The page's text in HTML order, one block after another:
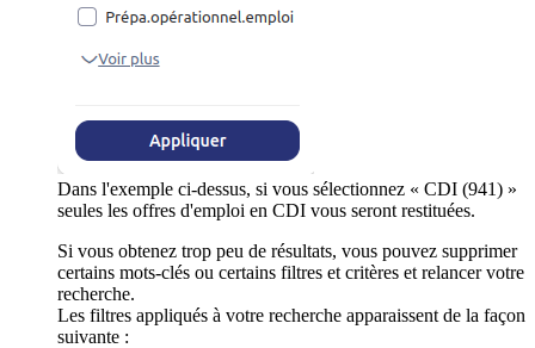
Dans l'exemple ci-dessus, si vous sélectionnez « CDI (941) »
seules les offres d'emploi en CDI vous seront restituées.
Si vous obtenez trop peu de résultats, vous pouvez supprimer
certains mots-clés ou certains filtres et critères et relancer votre
recherche.
Les filtres appliqués à votre recherche apparaissent de la façon
suivante :